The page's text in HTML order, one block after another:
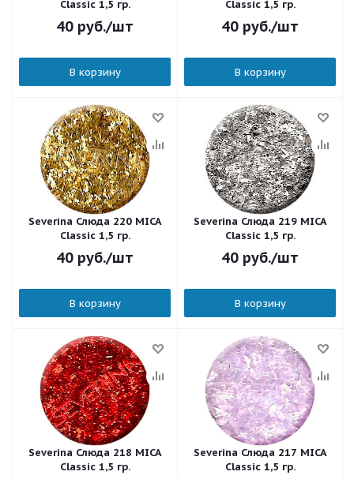
Classic 1,5 гр.
40 руб./шт
В корзину
Classic 1,5 гр.
40 руб./шт
В корзину
Severina Слюда 220 MICA
Classic 1,5 гр.
40 руб./шт
В корзину
Severina Слюда 219 MICA
Classic 1,5 гр.
40 руб./шт
В корзину
Severina Слюда 218 MICA
Classic 1,5 гр.
Severina Слюда 217 MICA
Classic 1,5 гр.